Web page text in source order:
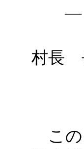
― 礼
村長
この